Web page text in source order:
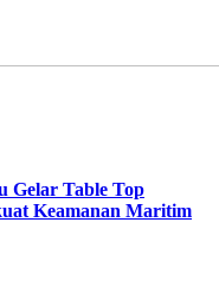
Gelar Table Top
Keamanan Maritim